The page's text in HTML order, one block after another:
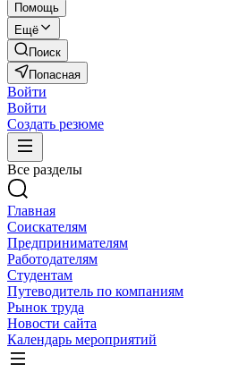
Помощь
Ещё
Поиск
Попасная
Войти
Войти
Создать резюме
Все разделы
Главная
Соискателям
Предпринимателям
Работодателям
Студентам
Путеводитель по компаниям
Рынок труда
Новости сайта
Календарь мероприятий